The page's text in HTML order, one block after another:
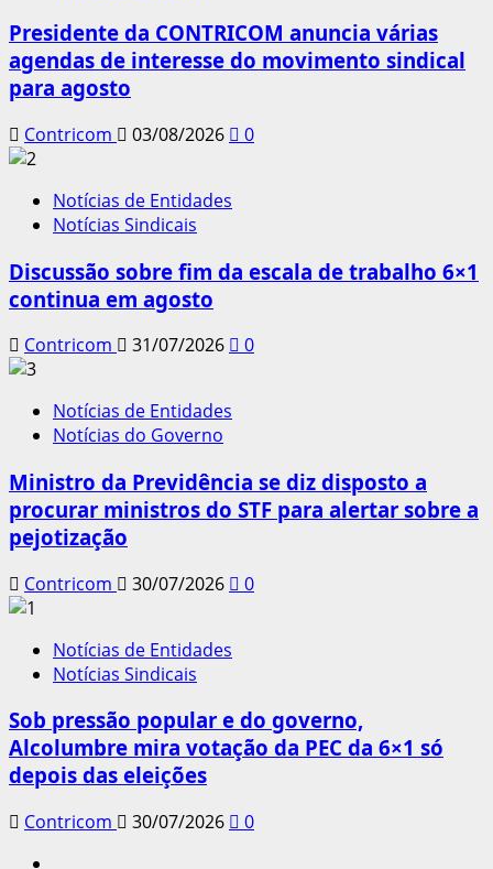
Presidente da CONTRICOM anuncia várias
agendas de interesse do movimento sindical
para agosto
Contricom 03/08/2026 0
Notícias de Entidades
Notícias Sindicais
Discussão sobre fim da escala de trabalho 6×1
continua em agosto
Contricom 31/07/2026 0
Notícias de Entidades
Notícias do Governo
Ministro da Previdência se diz disposto a
procurar ministros do STF para alertar sobre a
pejotização
Contricom 30/07/2026 0
Notícias de Entidades
Notícias Sindicais
Sob pressão popular e do governo,
Alcolumbre mira votação da PEC da 6×1 só
depois das eleições
Contricom 30/07/2026
0